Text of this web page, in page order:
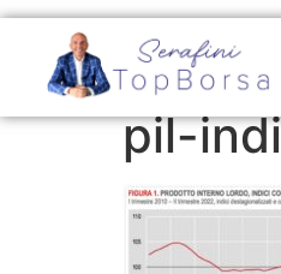
pil-